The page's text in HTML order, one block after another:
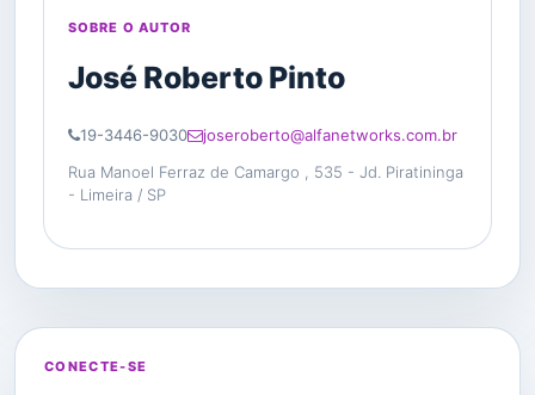
SOBRE O AUTOR
José Roberto Pinto
19-3446-9030
joseroberto@alfanetworks.com.br
Rua Manoel Ferraz de Camargo , 535 - Jd. Piratininga
- Limeira / SP
CONECTE-SE